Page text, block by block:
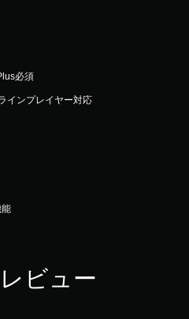
必須
インプレイヤー対応
ビュー